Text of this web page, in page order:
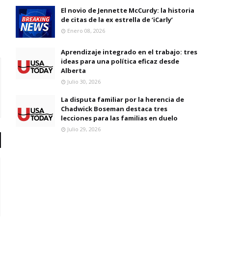
El novio de Jennette McCurdy: la historia
de citas de la ex estrella de ‘iCarly’
Enero 08, 2026
Aprendizaje integrado en el trabajo: tres
ideas para una política eficaz desde
Alberta
Julio 30, 2026
La disputa familiar por la herencia de
Chadwick Boseman destaca tres
lecciones para las familias en duelo
Julio 29, 2026